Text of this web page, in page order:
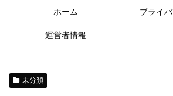
ホーム プライ
運営者情報
未分類